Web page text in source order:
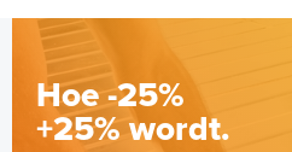
Hoe -25%
+25% wordt.